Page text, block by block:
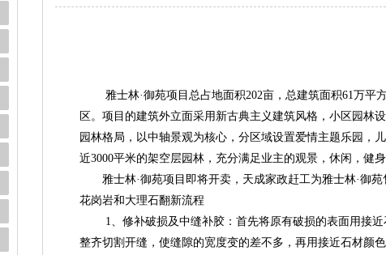
雅士林·御苑项目总占地面积202亩，总建筑面积61万平
区。项目的建筑外立面采用新古典主义建筑风格，小区园林
园林格局，以中轴景观为核心，分区域设置爱情主题乐园，
近3000平米的架空层园林，充分满足业主的观景，休闲，健身
雅士林·御苑项目即将开卖，天成家政赶工为雅士林·御苑
花岗岩和大理石翻新流程
1、修补破损及中缝补胶：首先将原有破损的表面用接近
整齐切割开缝，使缝隙的宽度变的差不多，再用接近石材颜